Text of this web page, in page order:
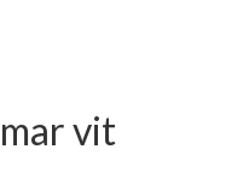
vit